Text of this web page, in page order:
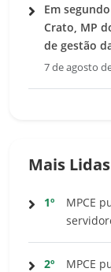
Em
Crato, MP
de gestão
7 de agosto
Mais Lidas
1º
MPCE
2º
MPCE